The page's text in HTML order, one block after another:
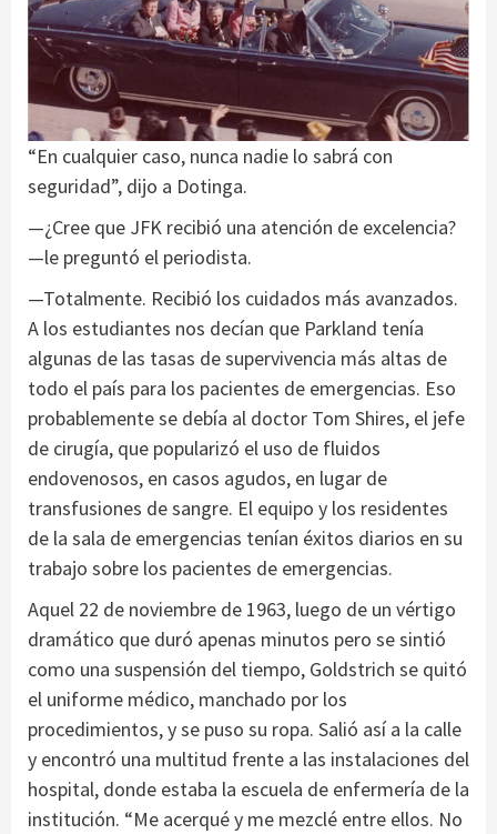
“En cualquier caso, nunca nadie lo sabrá con
seguridad”, dijo a Dotinga.
—¿Cree que JFK recibió una atención de excelencia?
—le preguntó el periodista.
—Totalmente. Recibió los cuidados más avanzados.
A los estudiantes nos decían que Parkland tenía
algunas de las tasas de supervivencia más altas de
todo el país para los pacientes de emergencias. Eso
probablemente se debía al doctor Tom Shires, el jefe
de cirugía, que popularizó el uso de fluidos
endovenosos, en casos agudos, en lugar de
transfusiones de sangre. El equipo y los residentes
de la sala de emergencias tenían éxitos diarios en su
trabajo sobre los pacientes de emergencias.
Aquel 22 de noviembre de 1963, luego de un vértigo
dramático que duró apenas minutos pero se sintió
como una suspensión del tiempo, Goldstrich se quitó
el uniforme médico, manchado por los
procedimientos, y se puso su ropa. Salió así a la calle
y encontró una multitud frente a las instalaciones del
hospital, donde estaba la escuela de enfermería de la
institución. “Me acerqué y me mezclé entre ellos. No